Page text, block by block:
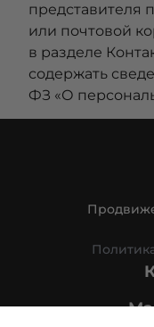
представителя
или почтовой
в разделе
содержать
ФЗ «О